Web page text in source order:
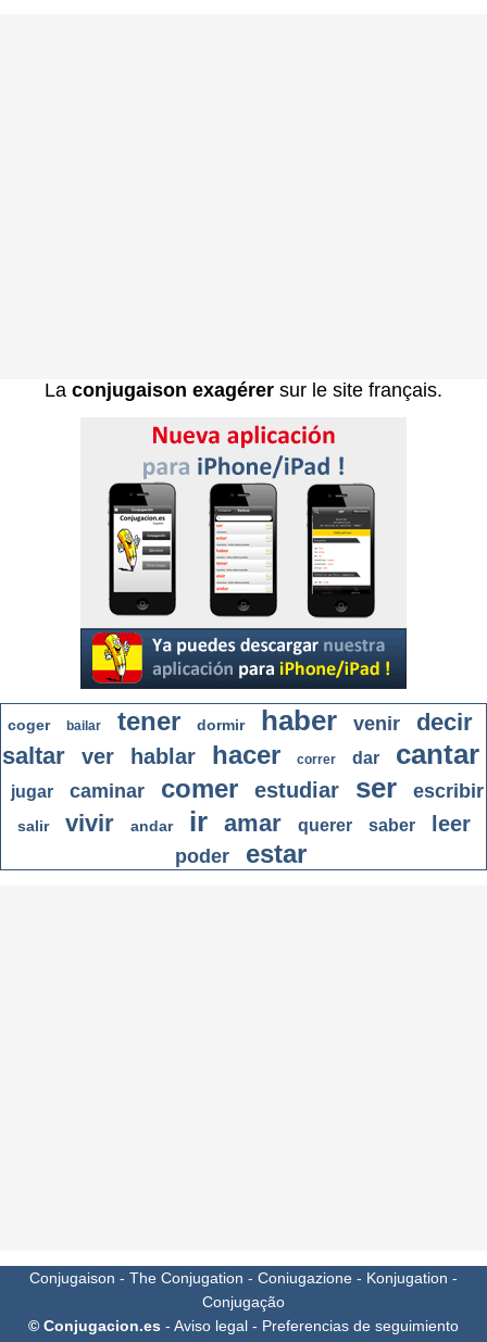
La conjugaison exagérer sur le site français.
coger bailar tener dormir haber venir
decir
saltar
ver hablar hacer correr dar cantar
jugar caminar comer estudiar ser escribir
salir vivir andar ir amar querer saber leer
poder estar
Conjugaison - The Conjugation - Coniugazione - Konjugation -
Conjugação
© Conjugacion.es - Aviso legal - Preferencias de seguimiento